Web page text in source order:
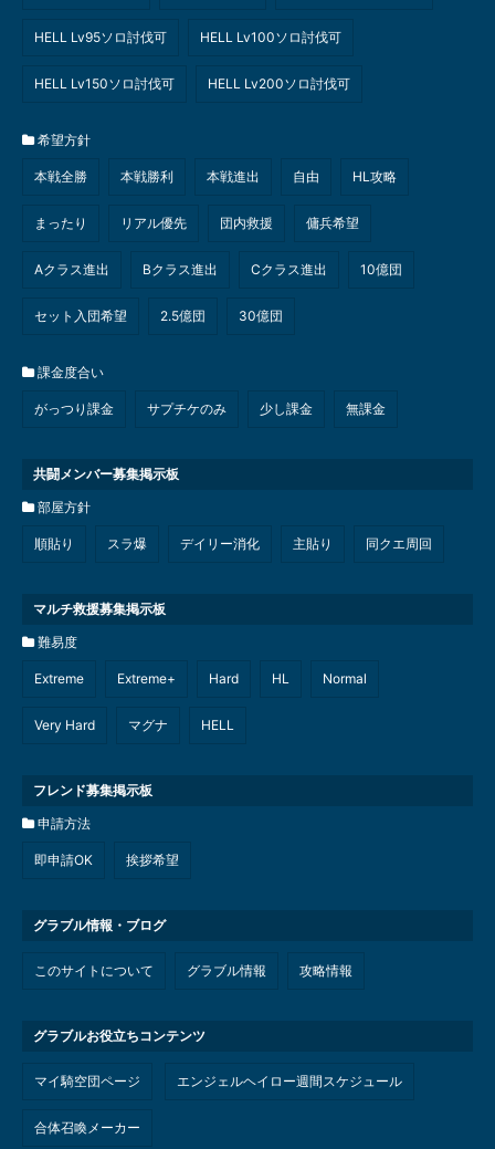
HELL Lv95ソロ討伐可 HELL Lv100ソロ討伐可
HELL Lv150ソロ討伐可 HELL Lv200ソロ討伐可
希望方針
本戦全勝 本戦勝利 本戦進出 自由 HL攻略
まったり リアル優先 団内救援 傭兵希望
Aクラス進出 Bクラス進出 Cクラス進出 10億団
セット入団希望 2.5億団 30億団
課金度合い
がっつり課金 サプチケのみ 少し課金 無課金
共闘メンバー募集掲示板
部屋方針
順貼り スラ爆 デイリー消化 主貼り 同クエ周回
マルチ救援募集掲示板
難易度
Extreme Extreme+ Hard HL Normal
Very Hard マグナ HELL
フレンド募集掲示板
申請方法
即申請OK 挨拶希望
グラブル情報・ブログ
このサイトについて グラブル情報 攻略情報
グラブルお役立ちコンテンツ
マイ騎空団ページ エンジェルヘイロー週間スケジュール
合体召喚メーカー